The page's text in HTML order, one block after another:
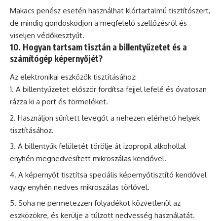
Makacs penész esetén használhat klórtartalmú tisztítószert,
de mindig gondoskodjon a megfelelő szellőzésről és
viseljen védőkesztyűt.
10. Hogyan tartsam tisztán a billentyűzetet és a
számítógép képernyőjét?
Az elektronikai eszközök tisztításához:
A billentyűzetet először fordítsa fejjel lefelé és óvatosan
rázza ki a port és törmeléket.
Használjon sűrített levegőt a nehezen elérhető helyek
tisztításához.
A billentyűk felületét törölje át izopropil alkohollal
enyhén megnedvesített mikroszálas kendővel.
A képernyőt tisztítsa speciális képernyőtisztító kendővel
vagy enyhén nedves mikroszálas törlővel.
Soha ne permetezzen folyadékot közvetlenül az
eszközökre, és kerülje a túlzott nedvesség használatát.